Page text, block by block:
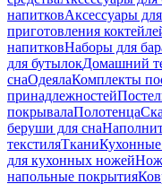
напитковАксессуары
приготовления
напитковНаборы для
для бутылокДомашний
снаОдеялаКомплекты
принадлежностей
покрывалаПолотенца
беруши для сна
текстиляТкани
для кухонных ножей
напольные покрытия